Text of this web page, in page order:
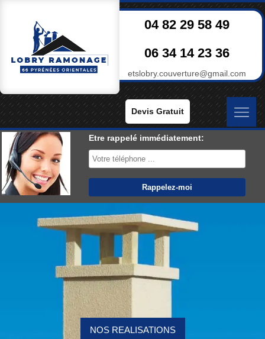
04 82 29 58 49
06 34 14 23 36
etslobry.couverture@gmail.com
Devis Gratuit
Etre rappelé immédiatement:
NOS REALISATIONS